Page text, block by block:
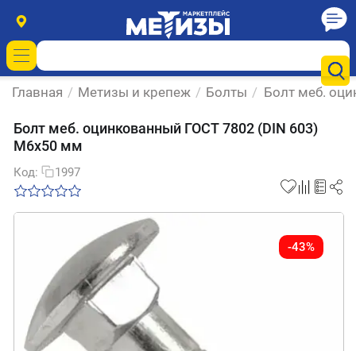
Главная / Метизы и крепеж / Болты / Болт меб.
Болт меб. оцинкованный ГОСТ 7802 (DIN 603)
М6х50 мм
Код: 1997
-43%